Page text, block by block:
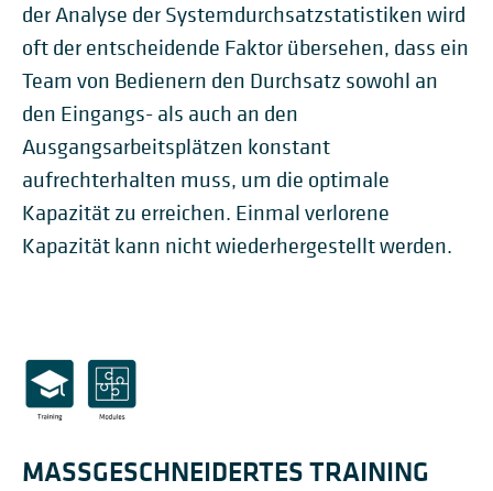
der Analyse der Systemdurchsatzstatistiken wird
oft der entscheidende Faktor übersehen, dass ein
Team von Bedienern den Durchsatz sowohl an
den Eingangs- als auch an den
Ausgangsarbeitsplätzen konstant
aufrechterhalten muss, um die optimale
Kapazität zu erreichen. Einmal verlorene
Kapazität kann nicht wiederhergestellt werden.
MASSGESCHNEIDERTES TRAINING